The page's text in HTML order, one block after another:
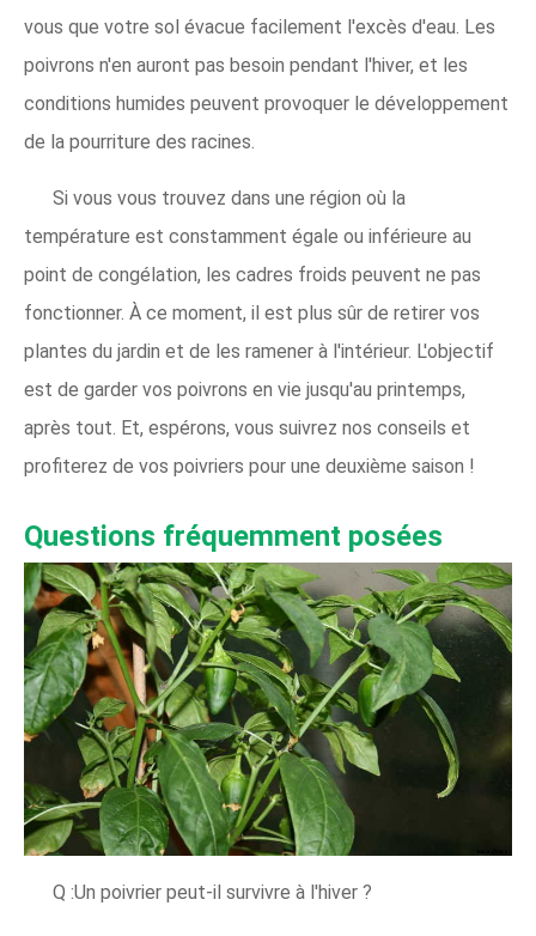
vous que votre sol évacue facilement l'excès d'eau. Les
poivrons n'en auront pas besoin pendant l'hiver, et les
conditions humides peuvent provoquer le développement
de la pourriture des racines.
Si vous vous trouvez dans une région où la
température est constamment égale ou inférieure au
point de congélation, les cadres froids peuvent ne pas
fonctionner. À ce moment, il est plus sûr de retirer vos
plantes du jardin et de les ramener à l'intérieur. L'objectif
est de garder vos poivrons en vie jusqu'au printemps,
après tout. Et, espérons, vous suivrez nos conseils et
profiterez de vos poivriers pour une deuxième saison !
Questions fréquemment posées
Q :Un poivrier peut-il survivre à l'hiver ?